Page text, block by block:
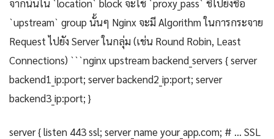
จากนั้นใน `location` block จะใช้ `proxy_pass` ชี้ไปยังชื่อ
`upstream` group นั้นๆ Nginx จะมี Algorithm ในการกระจาย
Request ไปยัง Server ในกลุ่ม (เช่น Round Robin, Least
Connections) ```nginx upstream backend_servers { server
backend1_ip:port; server backend2_ip:port; server
backend3_ip:port; }
server { listen 443 ssl; server_name your_app.com; # ... SSL